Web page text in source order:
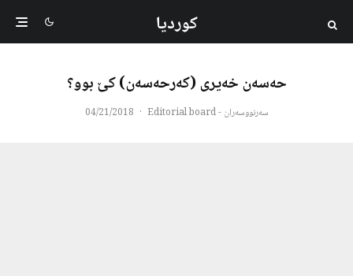
کوردیا
حەسەن خەیری (کەرحەسەن) کێ بوو؟
سەرنووسەران - Editorial board ·
04/21/2018